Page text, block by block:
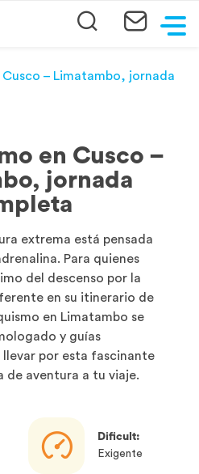
Cusco – Limatambo, jornada
en Cusco –
jornada
extrema está pensada
Para quienes
del descenso por la
en su itinerario de
en Limatambo se
y guías
por esta fascinante
de aventura a tu viaje.
Dificult:
Exigente